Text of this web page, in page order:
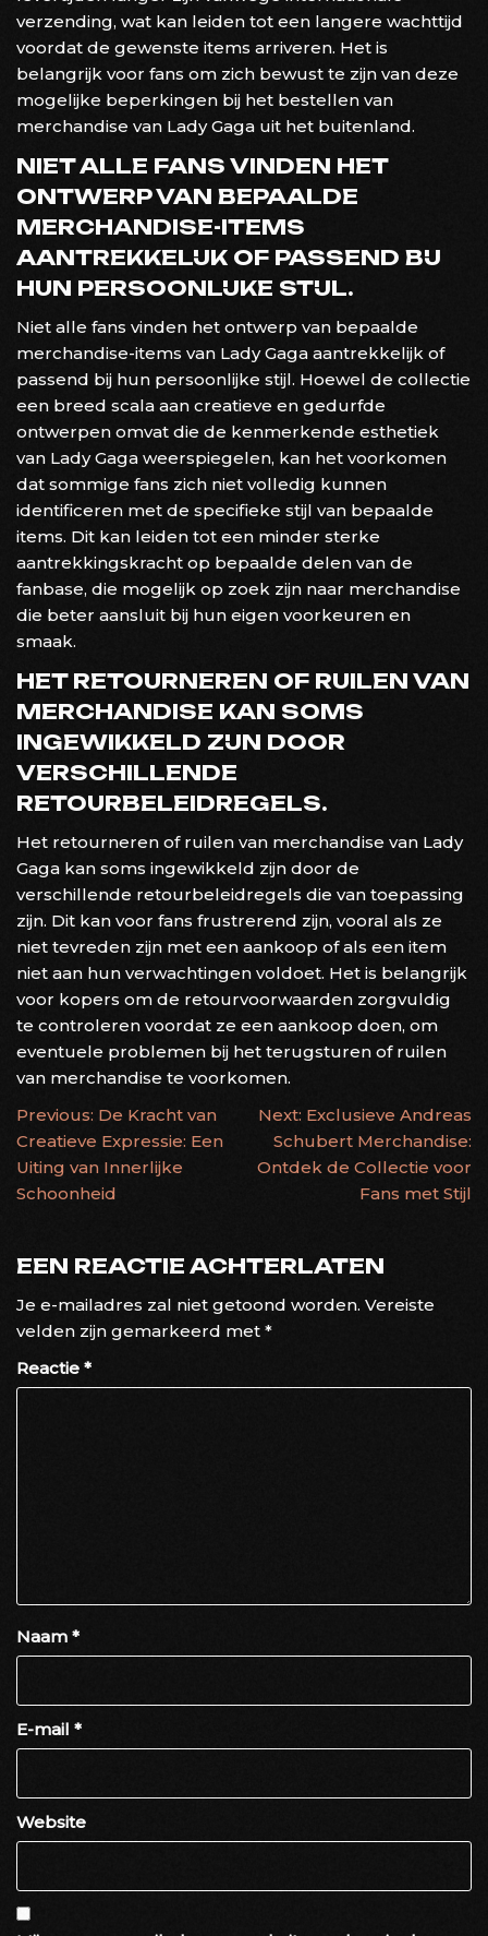
verzending, wat kan leiden tot een langere wachttijd
voordat de gewenste items arriveren. Het is
belangrijk voor fans om zich bewust te zijn van deze
mogelijke beperkingen bij het bestellen van
merchandise van Lady Gaga uit het buitenland.
NIET ALLE FANS VINDEN HET
ONTWERP VAN BEPAALDE
MERCHANDISE-ITEMS
AANTREKKELIJK OF PASSEND BIJ
HUN PERSOONLIJKE STIJL.
Niet alle fans vinden het ontwerp van bepaalde
merchandise-items van Lady Gaga aantrekkelijk of
passend bij hun persoonlijke stijl. Hoewel de collectie
een breed scala aan creatieve en gedurfde
ontwerpen omvat die de kenmerkende esthetiek
van Lady Gaga weerspiegelen, kan het voorkomen
dat sommige fans zich niet volledig kunnen
identificeren met de specifieke stijl van bepaalde
items. Dit kan leiden tot een minder sterke
aantrekkingskracht op bepaalde delen van de
fanbase, die mogelijk op zoek zijn naar merchandise
die beter aansluit bij hun eigen voorkeuren en
smaak.
HET RETOURNEREN OF RUILEN VAN
MERCHANDISE KAN SOMS
INGEWIKKELD ZIJN DOOR
VERSCHILLENDE
RETOURBELEIDREGELS.
Het retourneren of ruilen van merchandise van Lady
Gaga kan soms ingewikkeld zijn door de
verschillende retourbeleidregels die van toepassing
zijn. Dit kan voor fans frustrerend zijn, vooral als ze
niet tevreden zijn met een aankoop of als een item
niet aan hun verwachtingen voldoet. Het is belangrijk
voor kopers om de retourvoorwaarden zorgvuldig
te controleren voordat ze een aankoop doen, om
eventuele problemen bij het terugsturen of ruilen
van merchandise te voorkomen.
BERICHTNAVIGATIE
Previous: De Kracht van
Creatieve Expressie: Een
Uiting van Innerlijke
Schoonheid
Next: Exclusieve Andreas
Schubert Merchandise:
Ontdek de Collectie voor
Fans met Stijl
EEN REACTIE ACHTERLATEN
Je e-mailadres zal niet getoond worden. Vereiste
velden zijn gemarkeerd met *
Reactie *
Naam *
E-mail *
Website